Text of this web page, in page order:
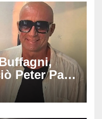
Peter Pan
aveva 59